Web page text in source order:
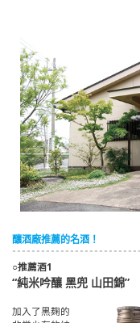
釀酒廠推薦的名酒！
○推薦酒1
“純米吟釀 黑兜 山田錦”
加入了黑麹的